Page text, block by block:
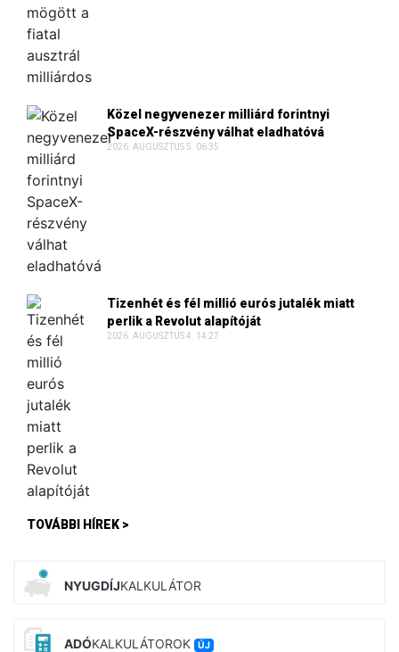
Közel negyvenezer milliárd forintnyi
SpaceX-részvény válhat eladhatóvá
2026. AUGUSZTUS 5. 06:35
Tizenhét és fél millió eurós jutalék miatt
perlik a Revolut alapítóját
2026. AUGUSZTUS 4. 14:27
TOVÁBBI HÍREK >
NYUGDÍJKALKULÁTOR
ADÓKALKULÁTOROK ÚJ